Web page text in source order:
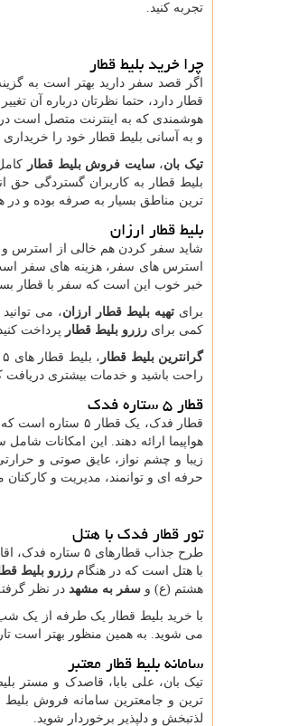
تجربه کنید.
چرا خرید بلیط قطار
اگر قصد سفر دارید بهتر است به
قطار دارد، حتما نظرتان درباره آن
هوشمندی که به اینترنت متصل است
و به آسانی بلیط قطار خود را خریداری
تیک بان،سایت فروش بلیط قطار
بلیط قطار به کاربران گستردگی حق
ترین مناطق بسیار به صرفه بوده و در
بلیط قطار ارزان
شاید سفر کردن هم خالی از استرس و
استرس های سفر، هزینه های سفر
خبر خوب این است که سفر با قطار
برای تهیه بلیط قطار ارزان، می
کمی برای رزرو بلیط قطار پرداخت
گرانترین بلیط قطار
راحت باشید و خدمات بیشتری دریافت
قطار ۵ ستاره فدک
قطار فدک، یک
زیبا و چشم نواز، عایق صوتی و
حرفه ای و توانمند، مدیریت و
تور قطار فدک با هتل
طرح جذاب
با هتل است که در هنگام رزرو بلیط
هشتم (ع) و سفر به مشهد در نظر
با خرید بلیط قطار یک طرفه از یک
می شوید. به همین منظور بهتر است
سامانه بلیط قطار معتبر
تیک بان، علی بابا، قاصدک و مستر
ترین و جامعترین سامانه فروش
لذتبخش و دلپذیر برخوردار شوید.